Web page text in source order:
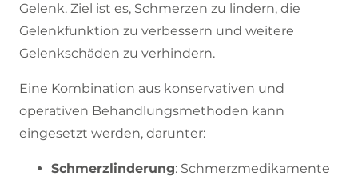
Gelenk. Ziel ist es, Schmerzen zu lindern, die
Gelenkfunktion zu verbessern und weitere
Gelenkschäden zu verhindern.
Eine Kombination aus konservativen und
operativen Behandlungsmethoden kann
eingesetzt werden, darunter:
Schmerzlinderung: Schmerzmedikamente